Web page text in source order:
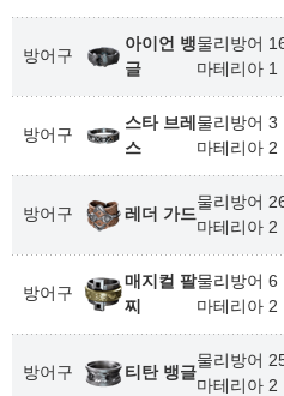
방어구
아이언 뱅
글
물리방어
마테리아 1
방어구
스타 브레
스
물리방어 3
마테리아 2
방어구 레더 가드
물리방어
마테리아 2
방어구
매지컬 팔
찌
물리방어 6
마테리아 2
방어구 티탄 뱅글
물리방어
마테리아 2